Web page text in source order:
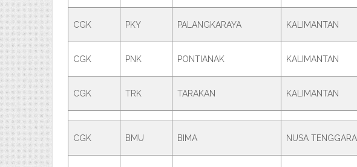
CGK PKY PALANGKARAYA KALIMANTAN
CGK PNK PONTIANAK KALIMANTAN
CGK TRK TARAKAN KALIMANTAN
CGK BMU BIMA NUSA TENGGARA